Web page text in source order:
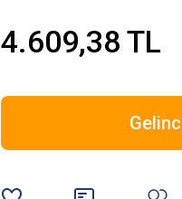
4.609,38 TL